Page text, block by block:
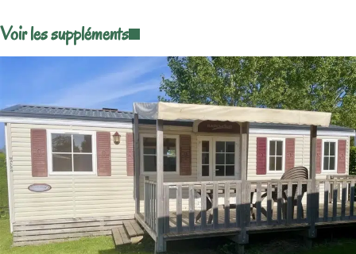
Voir les suppléments